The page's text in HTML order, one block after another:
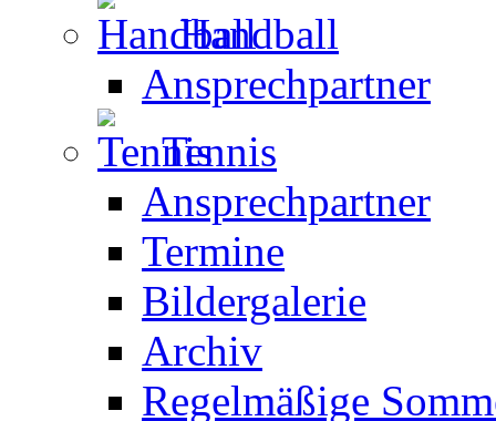
Handball
Ansprechpartner
Tennis
Ansprechpartner
Termine
Bildergalerie
Archiv
Regelmäßige